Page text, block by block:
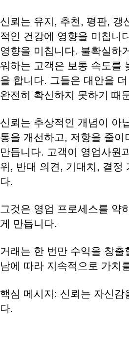
신뢰는 유지, 추천, 평판, 갱
적인 건강에 영향을 미칩니
영향을 미칩니다. 불확실하
워하는 고객은 보통 속도를
을 합니다. 그들은 대안을
완전히 확신하지 못하기 때
신뢰는 추상적인 개념이 아
통을 개선하고, 저항을 줄
만듭니다. 고객이 영업사원
위, 반대 의견, 기대치, 결정
다.
그것은 영업 프로세스를 약
게 만듭니다.
거래는 한 번만 수익을 창
남에 따라 지속적으로 가치
핵심 메시지: 신뢰는 자신
다.